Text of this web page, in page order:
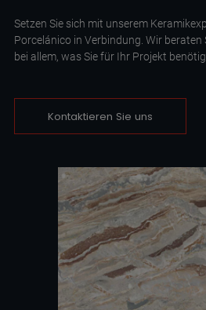
Setzen Sie sich mit unserem
Porcelánico in Verbindung. Wir beraten
bei allem, was Sie für Ihr Projekt
Kontaktieren Sie uns